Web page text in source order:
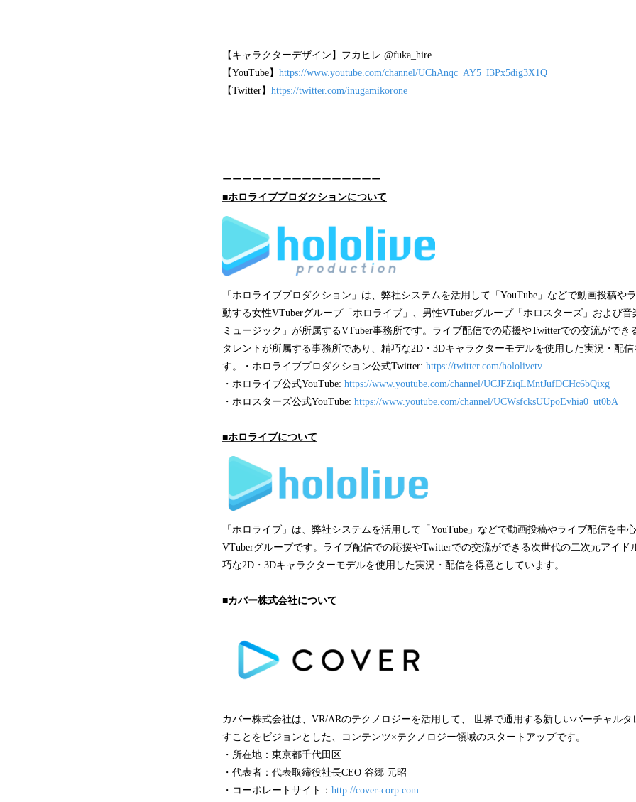
【キャラクターデザイン】フカヒレ @fuka_hire
【YouTube】 https://www.youtube.com/channel/UChAnqc_AY5_I3Px5dig3X1Q
【Twitter】 https://twitter.com/inugamikorone
ーーーーーーーーーーーーーーーー
■ホロライブプロダクションについて
「ホロライブプロダクション」は、弊社システムを活用して「YouTube」などで動画投稿や
動する女性VTuberグループ「ホロライブ」、男性VTuberグループ「ホロスターズ」および
ミュージック」が所属するVTuber事務所です。ライブ配信での応援やTwitterでの交流ができ
タレントが所属する事務所であり、精巧な2D・3Dキャラクターモデルを使用した実況・配
す。・ホロライブプロダクション公式Twitter: https://twitter.com/hololivetv
・ホロライブ公式YouTube: https://www.youtube.com/channel/UCJFZiqLMntJufDCHc6bQixg
・ホロスターズ公式YouTube: https://www.youtube.com/channel/UCWsfcksUUpoEvhia0_ut0bA
■ホロライブについて
「ホロライブ」は、弊社システムを活用して「YouTube」などで動画投稿やライブ配信を中
VTuberグループです。ライブ配信での応援やTwitterでの交流ができる次世代の二次元アイド
巧な2D・3Dキャラクターモデルを使用した実況・配信を得意としています。
■カバー株式会社について
カバー株式会社は、VR/ARのテクノロジーを活用して、 世界で通用する新しいバーチャル
すことをビジョンとした、コンテンツ×テクノロジー領域のスタートアップです。
・所在地：東京都千代田区
・代表者：代表取締役社長CEO 谷郷 元昭
・コーポレートサイト： http://cover-corp.com